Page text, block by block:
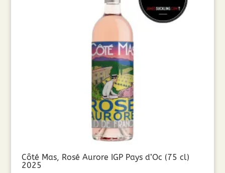
Côté Mas, Rosé Aurore IGP Pays d’Oc (75 cl)
2025